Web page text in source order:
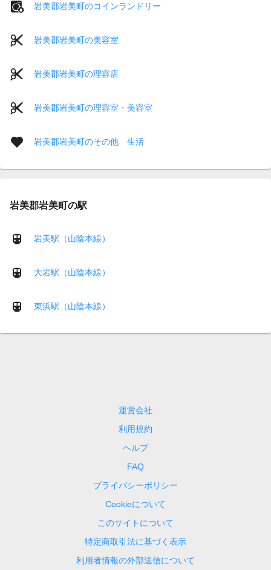
岩美郡岩美町のコインランドリー
岩美郡岩美町の美容室
岩美郡岩美町の理容店
岩美郡岩美町の理容室・美容室
岩美郡岩美町のその他 生活
岩美郡岩美町の駅
岩美駅（山陰本線）
大岩駅（山陰本線）
東浜駅（山陰本線）
運営会社
利用規約
ヘルプ
FAQ
プライバシーポリシー
Cookieについて
このサイトについて
特定商取引法に基づく表示
利用者情報の外部送信について